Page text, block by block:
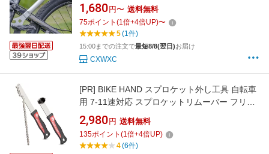
1,680 円〜 送料無料
75ポイント (1倍+4倍UP)〜
5(1件)
15:00までの注文で最短8/8(翌日)お届け
CXWXC
[PR] BIKE HAND スプロケット外し工具 自転車
用 7-11速対応 スプロケットリムーバー フリー
ホイールリムーバー
2,980 円 送料無料
135ポイント (1倍+4倍UP)
4(6件)